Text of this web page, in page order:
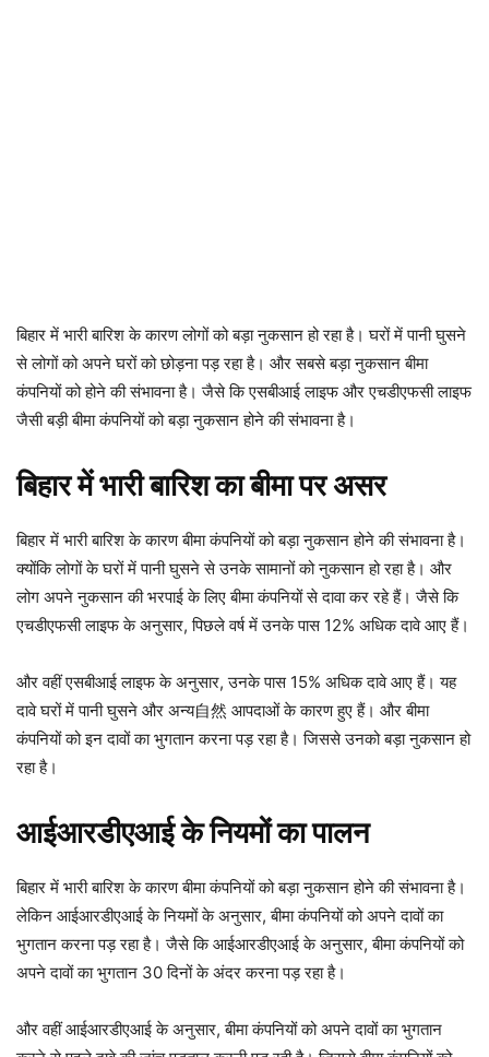
बिहार में भारी बारिश के कारण लोगों को बड़ा नुकसान हो रहा है। घरों में पानी घुसने
से लोगों को अपने घरों को छोड़ना पड़ रहा है। और सबसे बड़ा नुकसान बीमा
कंपनियों को होने की संभावना है। जैसे कि एसबीआई लाइफ और एचडीएफसी लाइफ
जैसी बड़ी बीमा कंपनियों को बड़ा नुकसान होने की संभावना है।
बिहार में भारी बारिश का बीमा पर असर
बिहार में भारी बारिश के कारण बीमा कंपनियों को बड़ा नुकसान होने की संभावना है।
क्योंकि लोगों के घरों में पानी घुसने से उनके सामानों को नुकसान हो रहा है। और
लोग अपने नुकसान की भरपाई के लिए बीमा कंपनियों से दावा कर रहे हैं। जैसे कि
एचडीएफसी लाइफ के अनुसार, पिछले वर्ष में उनके पास 12% अधिक दावे आए हैं।
और वहीं एसबीआई लाइफ के अनुसार, उनके पास 15% अधिक दावे आए हैं। यह
दावे घरों में पानी घुसने और अन्य自然 आपदाओं के कारण हुए हैं। और बीमा
कंपनियों को इन दावों का भुगतान करना पड़ रहा है। जिससे उनको बड़ा नुकसान हो
रहा है।
आईआरडीएआई के नियमों का पालन
बिहार में भारी बारिश के कारण बीमा कंपनियों को बड़ा नुकसान होने की संभावना है।
लेकिन आईआरडीएआई के नियमों के अनुसार, बीमा कंपनियों को अपने दावों का
भुगतान करना पड़ रहा है। जैसे कि आईआरडीएआई के अनुसार, बीमा कंपनियों को
अपने दावों का भुगतान 30 दिनों के अंदर करना पड़ रहा है।
और वहीं आईआरडीएआई के अनुसार, बीमा कंपनियों को अपने दावों का भुगतान